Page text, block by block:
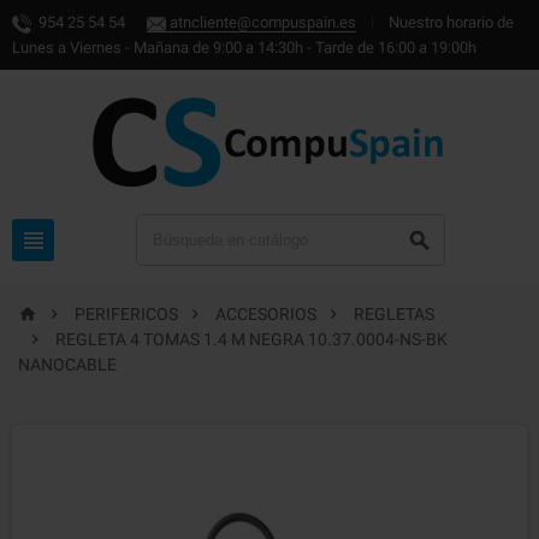
954 25 54 54 atncliente@compuspain.es
Nuestro horario de
Lunes a Viernes - Mañana de 9:00 a 14:30h - Tarde de 16:00 a 19:00h
 
  PERIFERICOS  ACCESORIOS 
REGLETAS

REGLETA 4 TOMAS 1.4 M NEGRA 10.37.0004-NS-BK
NANOCABLE